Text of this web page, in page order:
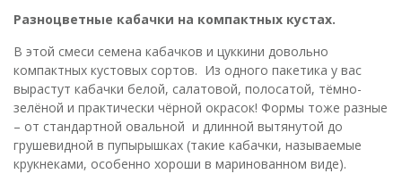
Разноцветные кабачки на компактных кустах.
В этой смеси семена кабачков и цуккини довольно
компактных кустовых сортов. Из одного пакетика у вас
вырастут кабачки белой, салатовой, полосатой, тёмно-
зелёной и практически чёрной окрасок! Формы тоже разные
– от стандартной овальной и длинной вытянутой до
грушевидной в пупырышках (такие кабачки, называемые
крукнеками, особенно хороши в маринованном виде).